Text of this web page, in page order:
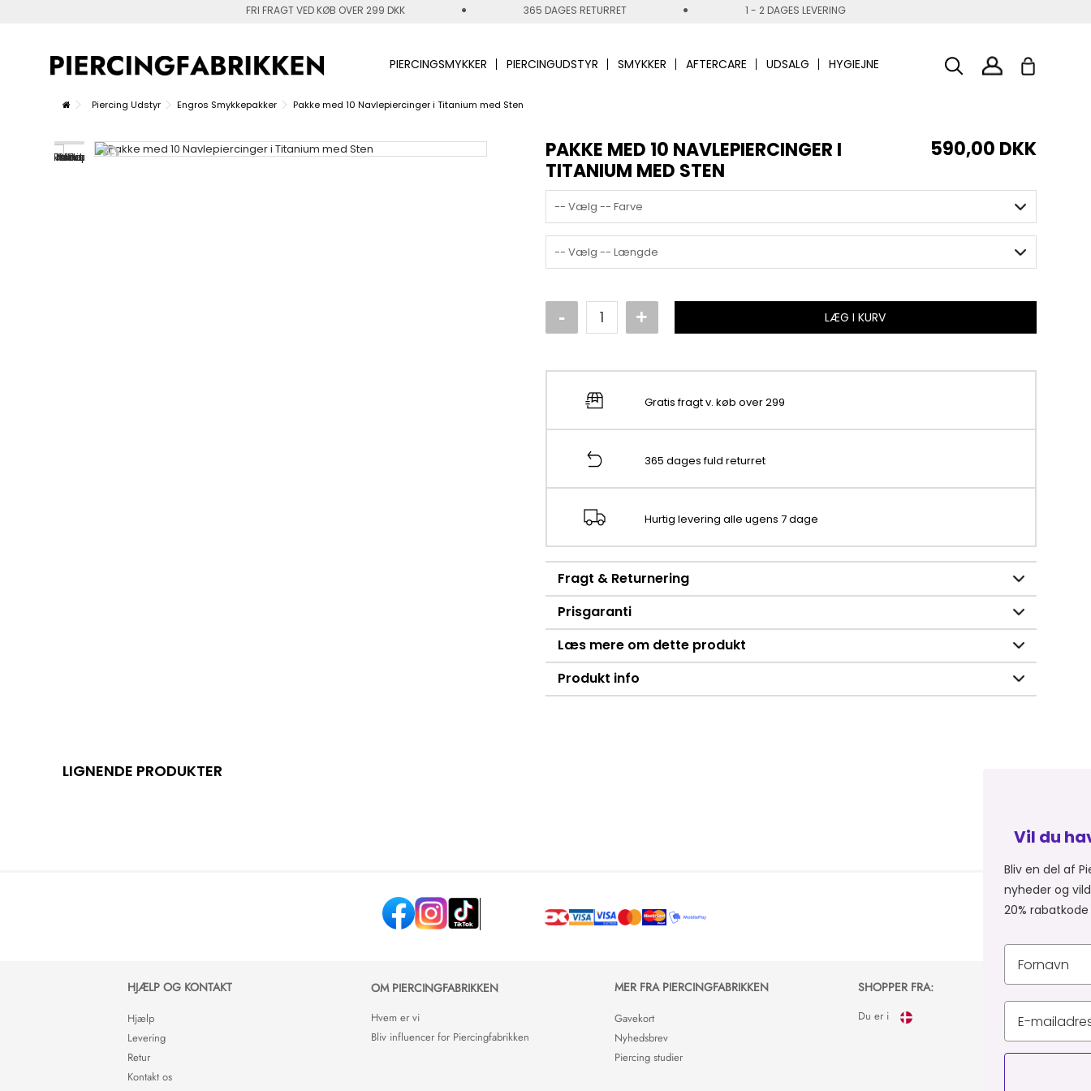
FRI FRAGT VED KØB OVER 299 DKK 365 DAGES RETURRET 1 - 2 DAGES LEVERING
PIERCINGSMYKKER PIERCINGUDSTYR SMYKKER AFTERCARE UDSALG HYGIEJNE
Piercing Udstyr Engros Smykkepakker Pakke med 10 Navlepiercinger i Titanium med Sten
PAKKE MED 10 NAVLEPIERCINGER I
TITANIUM MED STEN
590,00 DKK
-- Vælg -- Farve
-- Vælg -- Længde
LÆG I KURV
Gratis fragt v. køb over 299
365 dages fuld returret
Hurtig levering alle ugens 7 dage
Fragt & Returnering
Prisgaranti
Læs mere om dette produkt
Produkt info
LIGNENDE PRODUKTER
HJÆLP OG KONTAKT
Hjælp
Levering
Retur
Kontakt os
OM PIERCINGFABRIKKEN
Hvem er vi
Bliv influencer for Piercingfabrikken
MER FRA PIERCINGFABRIKKEN
Gavekort
Nyhedsbrev
Piercing studier
SHOPPER FRA:
Du er i
Vil du have 20% på dit næste
Bliv en del af Piercingfabrikkens univers, og
nyheder og vilde tilbud på e-mail, så sender
20% rabatkode til dit næste køb 💞